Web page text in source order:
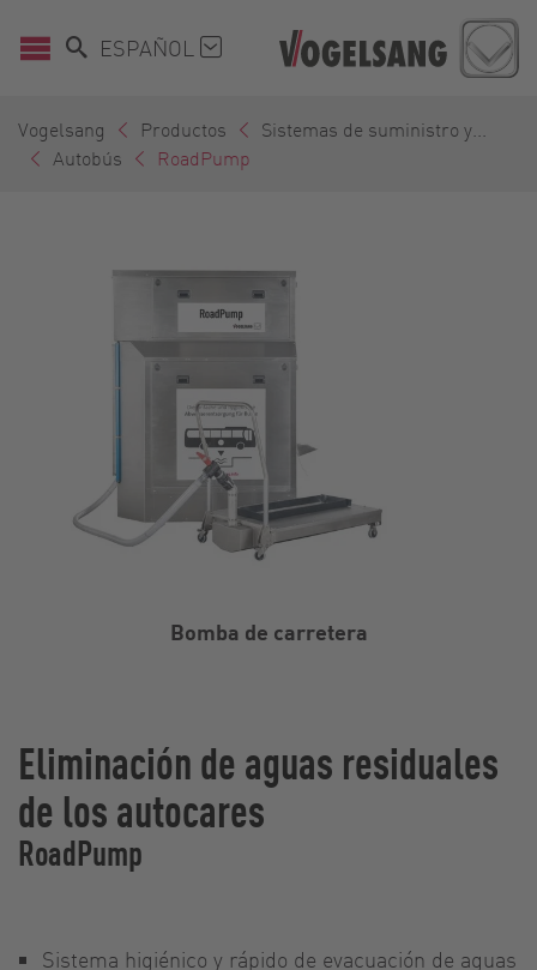
ESPAÑOL
Vogelsang Productos
Sistemas de suministro y...
Autobús
RoadPump
Bomba de carretera
Eliminación de aguas residuales
de los autocares
RoadPump
Sistema higiénico y rápido de evacuación de aguas